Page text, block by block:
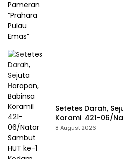
Setetes Darah,
Koramil 421-06/
Kodam XXI/Radin
8 August 2026